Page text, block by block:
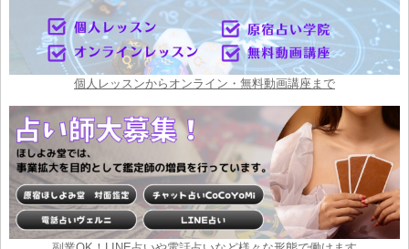
個人レッスンからオンライン・無料動画講座まで